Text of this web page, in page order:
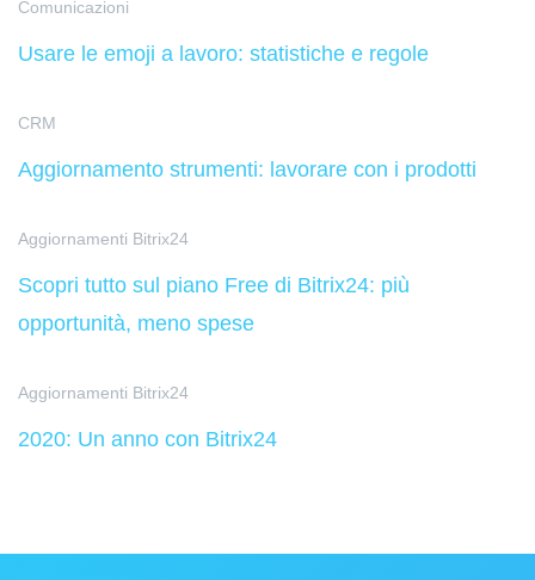
Comunicazioni
Usare le emoji a lavoro: statistiche e regole
CRM
Aggiornamento strumenti: lavorare con i prodotti
Aggiornamenti Bitrix24
Scopri tutto sul piano Free di Bitrix24: più
opportunità, meno spese
Aggiornamenti Bitrix24
2020: Un anno con Bitrix24